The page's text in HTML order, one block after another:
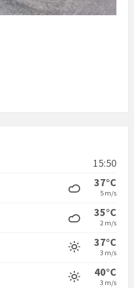
15:50
37°C
5 m/s
35°C
2 m/s
37°C
3 m/s
40°C
3 m/s